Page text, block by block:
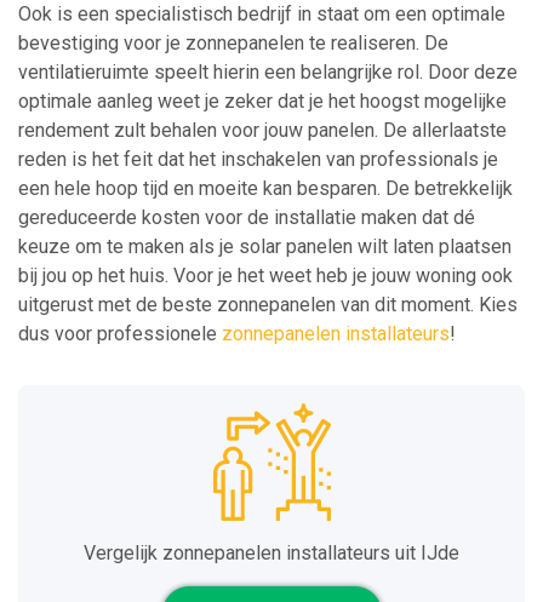
Ook is een specialistisch bedrijf in staat om een optimale
bevestiging voor je zonnepanelen te realiseren. De
ventilatieruimte speelt hierin een belangrijke rol. Door deze
optimale aanleg weet je zeker dat je het hoogst mogelijke
rendement zult behalen voor jouw panelen. De allerlaatste
reden is het feit dat het inschakelen van professionals je
een hele hoop tijd en moeite kan besparen. De betrekkelijk
gereduceerde kosten voor de installatie maken dat dé
keuze om te maken als je solar panelen wilt laten plaatsen
bij jou op het huis. Voor je het weet heb je jouw woning ook
uitgerust met de beste zonnepanelen van dit moment. Kies
dus voor professionele zonnepanelen installateurs!
Vergelijk zonnepanelen installateurs uit IJde